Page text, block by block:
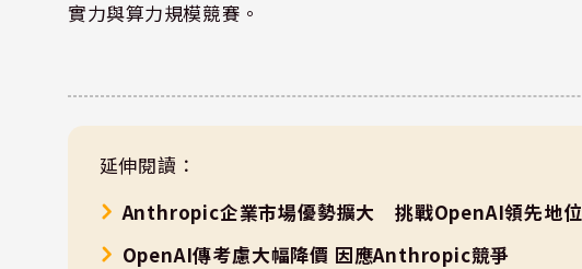
實力與算力規模競賽。
延伸閱讀：
Anthropic企業市場優勢擴大 挑戰OpenAI領先地位
OpenAI傳考慮大幅降價 因應Anthropic競爭